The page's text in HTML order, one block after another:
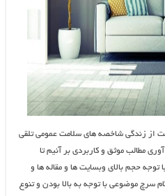
از زندگی شاخص­ه های سلامت عمومی تلقی
مطالب موثق و کاربردی بر آنیم تا
حجم بالای وبسایت ها و مقاله ها و
سرچ موضوعی با توجه به بالا بودن و تنوع